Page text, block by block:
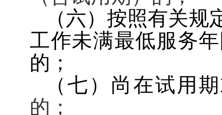
（六）按照有关
工作未满最低服务
的；
（七）尚在试用
的；